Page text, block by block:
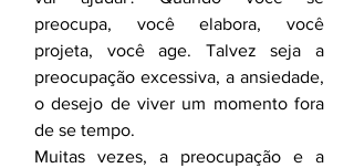
preocupa, você elabora, você
projeta, você age. Talvez seja a
preocupação excessiva, a ansiedade,
o desejo de viver um momento fora
de se tempo.
Muitas vezes, a preocupação e a